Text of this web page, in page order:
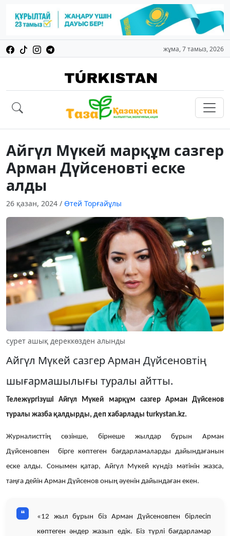
жұма, 7 тамыз, 2026
Айгүл Мүкей марқұм сазгер
Арман Дүйсеновті еске
алды
26 қазан, 2024 / Өтей Торғайұлы
сурет ашық дереккөзден алынды
Айгүл Мүкей сазгер Арман Дүйсеновтің
шығармашылығы туралы айтты.
Тележүргізуші Айгүл Мүкей марқұм сазгер Арман Дүйсенов
туралы жазба қалдырды, деп хабарлады turkystan.kz.
Журналисттің сөзінше, бірнеше жылдар бұрын Арман
Дүйсеновпен бірге көптеген бағдарламаларды дайындағанын
еске алды. Сонымен қатар, Айгүл Мүкей күндіз мәтінін жазса,
таңға дейін Арман Дүйсенов оның әуенін дайындаған екен.
«12 жыл бұрын біз Арман Дүйсеновпен бірлесіп
көптеген әндер жазып едік. Біз түрлі бағдарламар